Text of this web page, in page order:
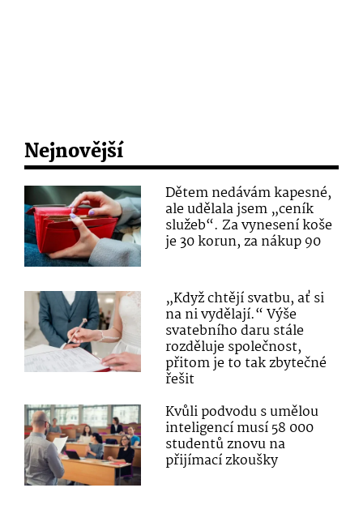
Nejnovější
Dětem nedávám kapesné,
ale udělala jsem „ceník
služeb“. Za vynesení koše
je 30 korun, za nákup 90
„Když chtějí svatbu, ať si
na ni vydělají.“ Výše
svatebního daru stále
rozděluje společnost,
přitom je to tak zbytečné
řešit
Kvůli podvodu s umělou
inteligencí musí 58 000
studentů znovu na
přijímací zkoušky